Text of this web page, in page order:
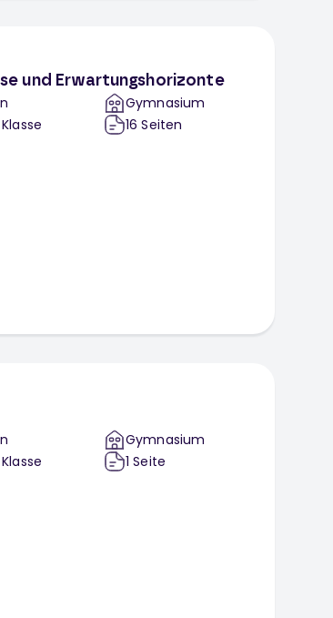
und Erwartungshorizonte
Gymnasium
16 Seiten
Gymnasium
1 Seite